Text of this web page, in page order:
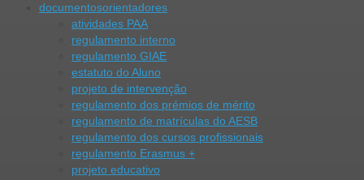
documentosorientadores
atividades PAA
regulamento interno
regulamento GIAE
estatuto do Aluno
projeto de intervenção
regulamento dos prémios de mérito
regulamento de matrículas do AESB
regulamento dos cursos profissionais
regulamento Erasmus +
projeto educativo